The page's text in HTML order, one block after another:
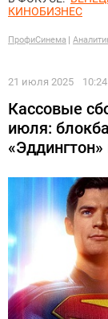
КИНОБИЗНЕС
ПрофиСинема
21 июля 2025 10:24
Кассовые
июля: